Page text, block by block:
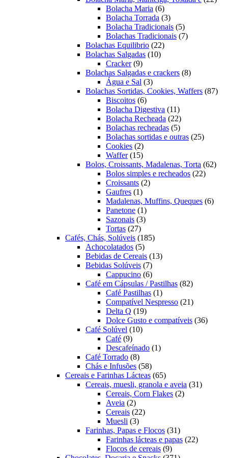
Bolacha Maria 66
produtos
Bolacha Torrada 33
produtos
Bolacha Tradicionais 55
produtos
Bolachas Tradicionais 77
Bolachas Equilibrio 2222
Bolachas Salgadas 1010
Cracker 99
produtos
Bolachas Salgadas e crackers 88
Água e Sal 33
produtos
Bolachas Sortidas, Cookies, Waffers 8787
Biscoitos 66
produtos
Bolacha Digestiva 1111
produtos
Bolacha Recheada 2222
produtos
Bolachas recheadas 55
produtos
Bolachas sortidas e outras 2525
Cookies 22
produtos
Waffer 1515
produtos
Bolos, Croissants, Madalenas, Torta 6262
Bolos simples e recheados 2222
Croissants 22
Gaufres 11
produto
Madalenas, Muffins, Queques 66
Panetone 11
produto
Sazonais 33
Tortas 2727
produtos
Cafés, Chás, Solúveis 185185
Achocolatados 55
produtos
Bebidas de Cereais 1313
Bebidas Solúveis 77
produtos
Cappucino 66
produtos
Café em Cápsulas / Pastilhas 8282
Café Pastilhas 11
produto
Compatível Nespresso 2121
Delta Q 1919
produtos
Dolce Gusto e compatíveis 3636
Café Solúvel 1010
Café 99
produtos
Descafeínado 11
Café Torrado 88
produtos
Chás e Infusões 5858
produtos
Cereais e Farinhas Lácteas 6565
produtos
Cereais, muesli, granola e aveia 3131
Cereais, Corn Flakes 22
Aveia 22
produtos
Cereais 2222
Muesli 33
produtos
Farinhas, Papas e Flocos 3131
produtos
Farinhas lácteas e papas 2222
Flocos de cereais 99